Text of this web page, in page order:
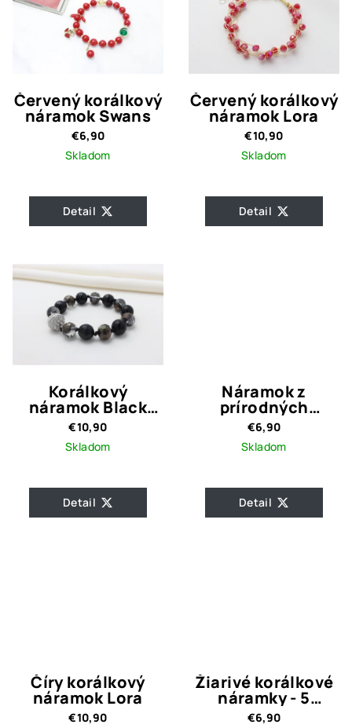
Červený korálkový
náramok Swans
€6,90
Skladom
Detail
Červený korálkový
náramok Lora
€10,90
Skladom
Detail
Korálkový
náramok Black
Nella
€10,90
Skladom
Detail
Náramok z
prírodných
kameňov Bennet
€6,90
Skladom
Detail
Číry korálkový
náramok Lora
€10,90
Žiarivé korálkové
náramky - 5
farebné varianty
€6,90